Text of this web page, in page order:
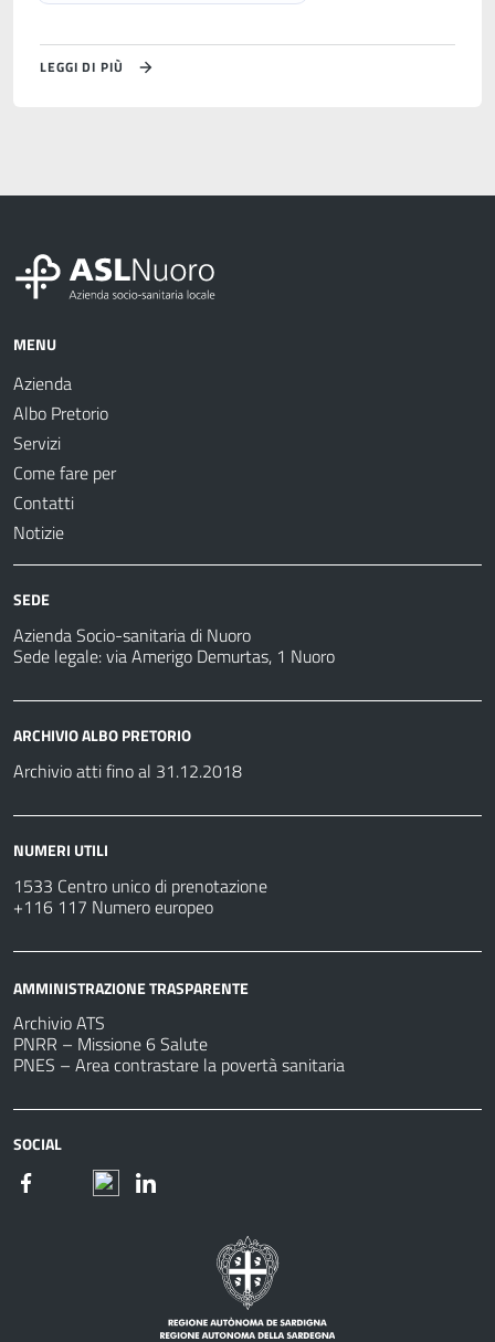
LEGGI DI PIÙ
MENU
Azienda
Albo Pretorio
Servizi
Come fare per
Contatti
Notizie
SEDE
Azienda Socio-sanitaria di Nuoro
Sede legale: via Amerigo Demurtas, 1 Nuoro
ARCHIVIO ALBO PRETORIO
Archivio atti fino al 31.12.2018
NUMERI UTILI
1533 Centro unico di prenotazione
+116 117 Numero europeo
AMMINISTRAZIONE TRASPARENTE
Archivio ATS
PNRR – Missione 6 Salute
PNES – Area contrastare la povertà sanitaria
SOCIAL